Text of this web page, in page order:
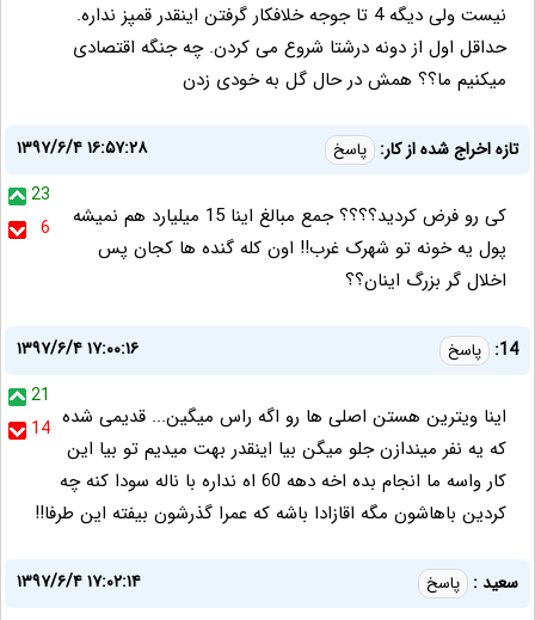
نیست ولی دیگه 4 تا جوجه خلافکار گرفتن اینقدر قمپز نداره.
حداقل اول از دونه درشتا شروع می کردن. چه جنگه اقتصادی
میکنیم ما؟؟ همش در حال گل به خودی زدن
تازه اخراج شده از کار: پاسخ
۱۳۹۷/۶/۴ ۱۶:۵۷:۲۸
23
6
کی رو فرض کردید؟؟؟؟ جمع مبالغ اینا 15 میلیارد هم نمیشه
پول یه خونه تو شهرک غرب!! اون کله گنده ها کجان پس
اخلال گر بزرگ اینان؟؟
14: پاسخ
۱۳۹۷/۶/۴ ۱۷:۰۰:۱۶
21
14 اینا ویترین هستن اصلی ها رو اگه راس میگین... قدیمی شده
که یه نفر میندازن جلو میگن بیا اینقدر بهت میدیم تو بیا این
کار واسه ما انجام بده اخه دهه 60 اه نداره با ناله سودا کنه چه
کردین باهاشون مگه اقازادا باشه که عمرا گذرشون بیفته این طرفا!!
سعید : پاسخ
۱۳۹۷/۶/۴ ۱۷:۰۲:۱۴